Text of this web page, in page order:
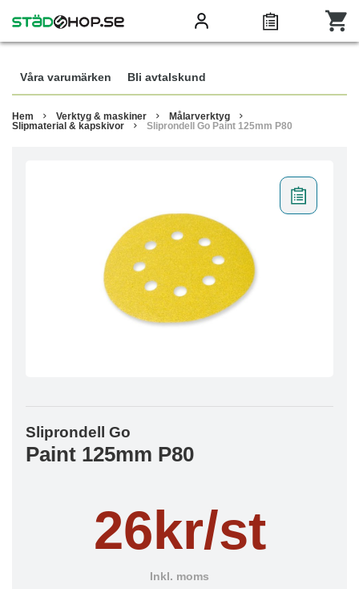
Våra varumärken Bli avtalskund
Hem Verktyg & maskiner
Målarverktyg
Slipmaterial & kapskivor
Sliprondell Go Paint 125mm P80
Sliprondell Go
Paint 125mm P80
26kr/st
Inkl. moms